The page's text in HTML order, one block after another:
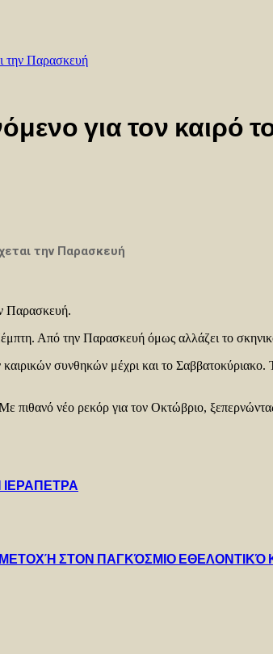
την Παρασκευή
για τον καιρό
την Παρασκευή
Παρασκευή.
Από την Παρασκευή όμως αλλάζει το
συνθηκών μέχρι και το
πιθανό νέο ρεκόρ για τον Οκτώβριο,
ΣΤΟΝ ΠΑΓΚΌΣΜΙΟ ΕΘΕΛΟΝΤΙΚΌ